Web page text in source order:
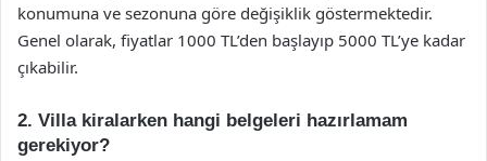
konumuna ve sezonuna göre değişiklik göstermektedir.
Genel olarak, fiyatlar 1000 TL’den başlayıp 5000 TL’ye kadar
çıkabilir.
2. Villa kiralarken hangi belgeleri hazırlamam
gerekiyor?